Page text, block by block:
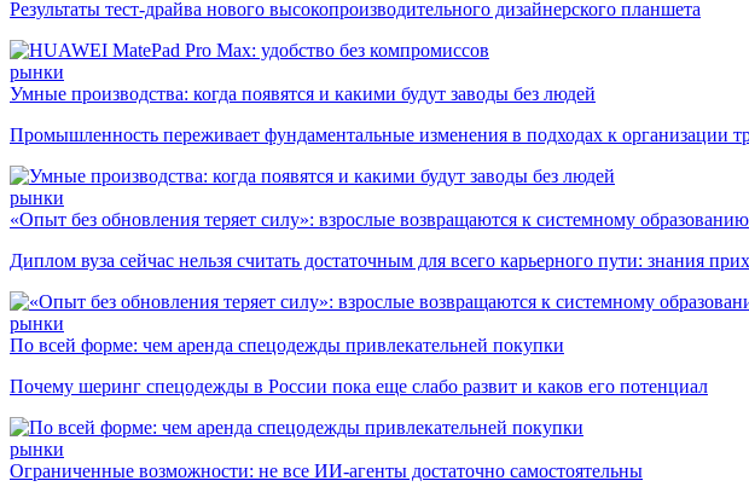
Результаты тест-драйва нового высокопроизводительного дизайнерского планшета
рынки
Умные производства: когда появятся и какими будут заводы без людей
Промышленность переживает фундаментальные изменения в подходах к организации
рынки
«Опыт без обновления теряет силу»: взрослые возвращаются к системному образованию
Диплом вуза сейчас нельзя считать достаточным для всего карьерного пути: знания
рынки
По всей форме: чем аренда спецодежды привлекательней покупки
Почему шеринг спецодежды в России пока еще слабо развит и каков его потенциал
рынки
Ограниченные возможности: не все ИИ-агенты достаточно самостоятельны